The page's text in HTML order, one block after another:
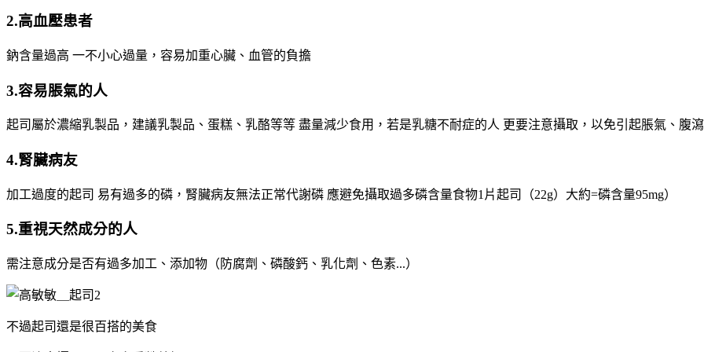
2.高血壓患者
鈉含量過高 一不小心過量，容易加重心臟、血管的負擔
3.容易脹氣的人
起司屬於濃縮乳製品，建議乳製品、蛋糕、乳酪等等 盡量減少食用，若是乳糖不耐症的人 更要注意攝取，以免引起脹氣、腹
4.腎臟病友
加工過度的起司 易有過多的磷，腎臟病友無法正常代謝磷 應避免攝取過多磷含量食物1片起司（22g）大約=磷含量95mg）
5.重視天然成分的人
需注意成分是否有過多加工、添加物（防腐劑、磷酸鈣、乳化劑、色素...）
不過起司還是很百搭的美食